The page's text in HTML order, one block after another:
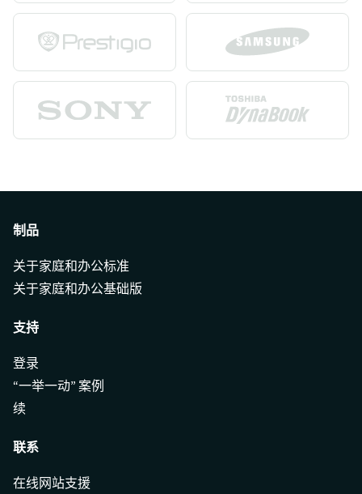
制品
关于家庭和办公标准
关于家庭和办公基础版
支持
登录
“一举一动” 案例
续
联系
在线网站支援